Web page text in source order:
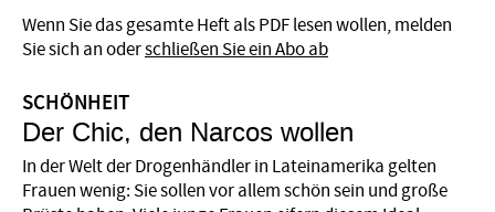
Wenn Sie das gesamte Heft als PDF lesen wollen, melden
Sie sich an oderschließen Sie ein Abo ab
SCHÖNHEIT
Der Chic, den Narcos wollen
In der Welt der Drogenhändler in Lateinamerika gelten
Frauen wenig: Sie sollen vor allem schön sein und große